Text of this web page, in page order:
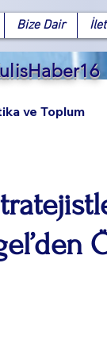
Bize Dair
(Twitter)WhatsAppLinkedIn
ve Toplum